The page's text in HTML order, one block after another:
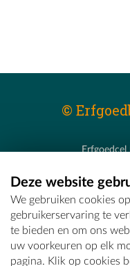
©
Erfgoedcel
E -
Deze website
We gebruiken cookies
gebruikerservaring te
te bieden en om ons
uw voorkeuren op elk
pagina. Klik op cookies